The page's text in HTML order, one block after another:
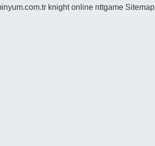
knight online nttgame Sitemap